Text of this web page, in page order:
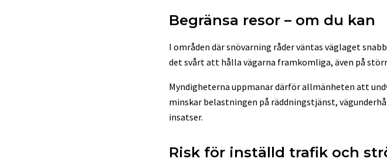
Begränsa resor – om du kan
I områden där snövarning råder väntas väglaget
det svårt att hålla vägarna framkomliga, även på
Myndigheterna uppmanar därför allmänheten att
minskar belastningen på räddningstjänst,
insatser.
Risk för inställd trafik och